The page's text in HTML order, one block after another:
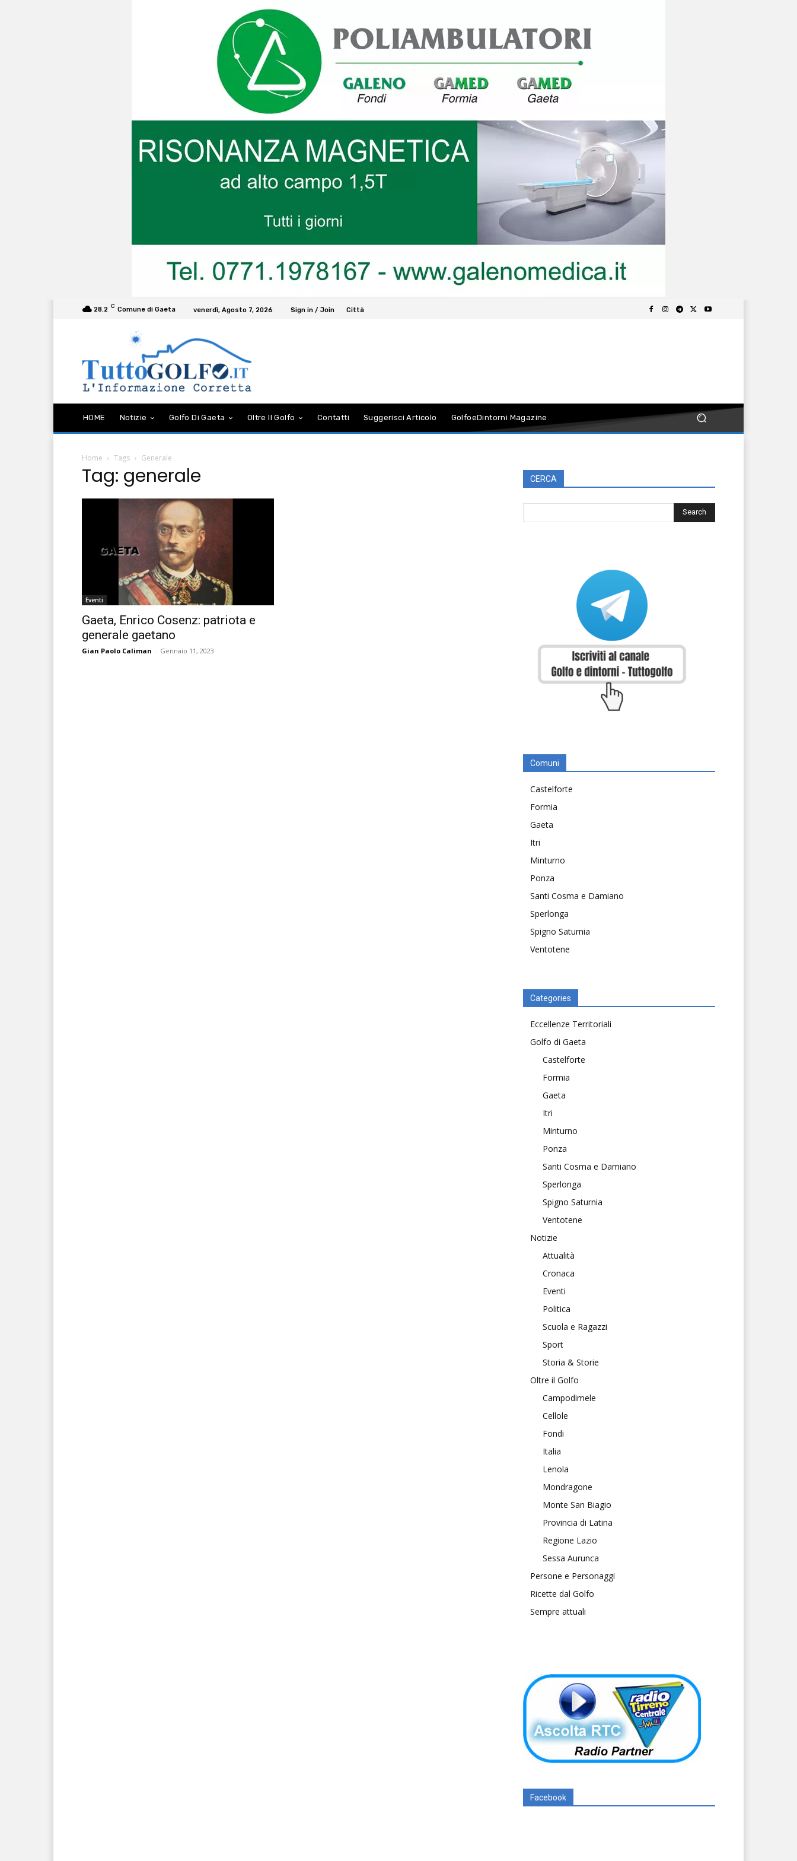
28.2 C Comune di Gaeta venerdì, Agosto 7, 2026 Sign in / Join Città
HOME Notizie Golfo Di Gaeta Oltre Il Golfo Contatti Suggerisci Articolo GolfoeDintorni Magazine
Home Tags Generale
Tag: generale
Eventi
Gaeta, Enrico Cosenz: patriota e
generale gaetano
Gian Paolo Caliman - Gennaio 11, 2023
CERCA
Comuni
Castelforte
Formia
Gaeta
Itri
Minturno
Ponza
Santi Cosma e Damiano
Sperlonga
Spigno Saturnia
Ventotene
Categories
Eccellenze Territoriali
Golfo di Gaeta
Castelforte
Formia
Gaeta
Itri
Minturno
Ponza
Santi Cosma e Damiano
Sperlonga
Spigno Saturnia
Ventotene
Notizie
Attualità
Cronaca
Eventi
Politica
Scuola e Ragazzi
Sport
Storia & Storie
Oltre il Golfo
Campodimele
Cellole
Fondi
Italia
Lenola
Mondragone
Monte San Biagio
Provincia di Latina
Regione Lazio
Sessa Aurunca
Persone e Personaggi
Ricette dal Golfo
Sempre attuali
Facebook